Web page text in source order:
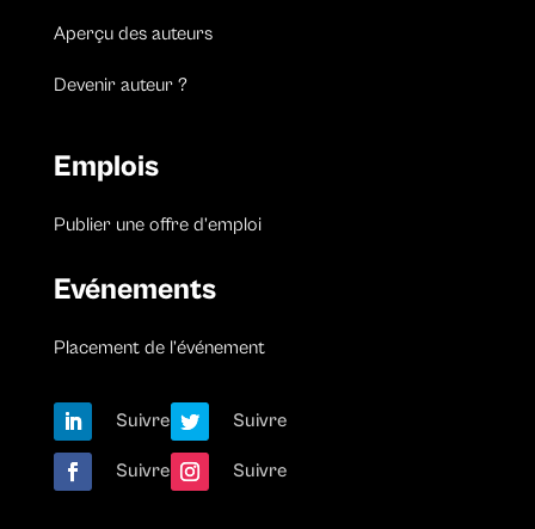
Aperçu des auteurs
Devenir auteur ?
Emplois
Publier une offre d’emploi
Evénements
Placement de l’événement
Suivre Suivre
Suivre Suivre